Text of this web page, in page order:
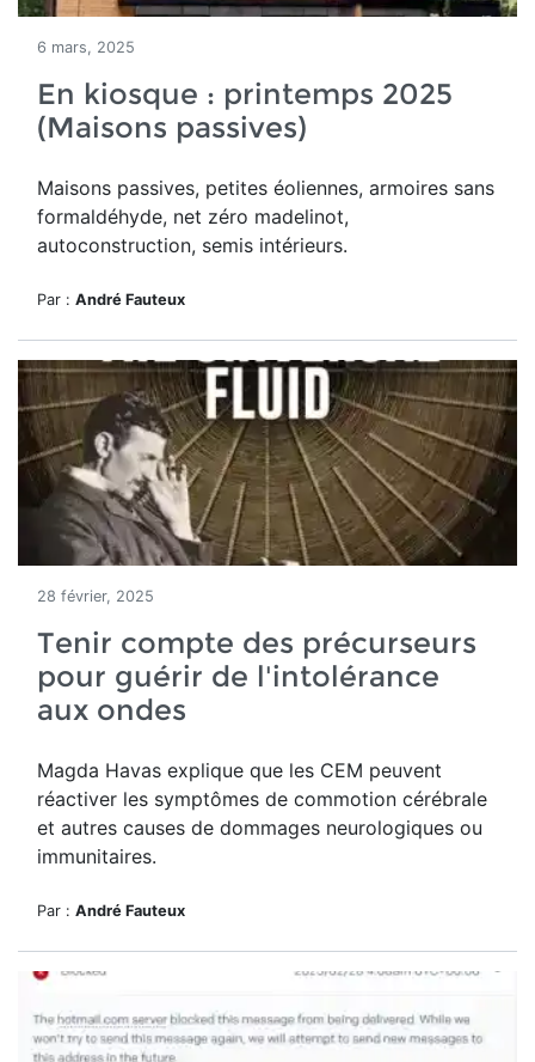
6 mars, 2025
En kiosque : printemps 2025
(Maisons passives)
Maisons passives, petites éoliennes, armoires sans
formaldéhyde, net zéro madelinot,
autoconstruction, semis intérieurs.
Par : André Fauteux
28 février, 2025
Tenir compte des précurseurs
pour guérir de l'intolérance
aux ondes
Magda Havas explique que les CEM peuvent
réactiver les symptômes de commotion cérébrale
et autres causes de dommages neurologiques ou
immunitaires.
Par : André Fauteux